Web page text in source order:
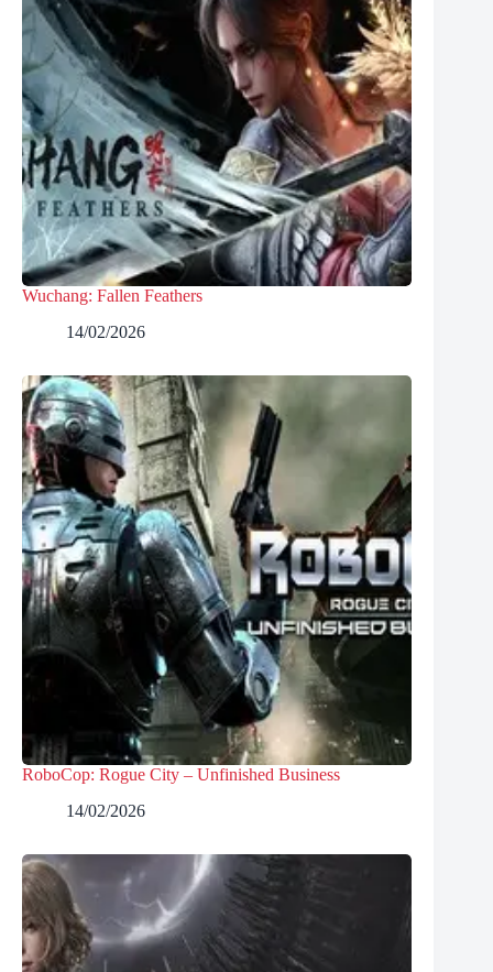
Wuchang: Fallen Feathers
14/02/2026
RoboCop: Rogue City – Unfinished Business
14/02/2026